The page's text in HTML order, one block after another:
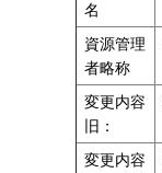
名
資源管理
者略称
変更内容
旧：
変更内容